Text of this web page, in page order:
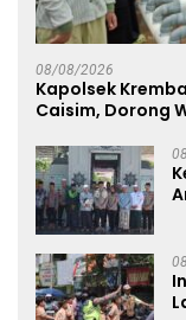
08/08/2026
Kapolsek
Caisim, Dorong